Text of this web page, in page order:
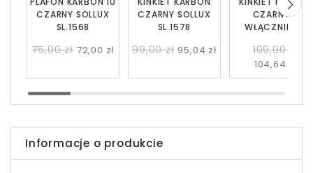
CZARNY SOLLUX
SL.1578
99,00 zł 95,04 zł
CZARNY Z
WŁĄCZNIKIEM
109,00 zł
104,64 zł
CZARNY SOLLUX
SL.1568
75,00 zł 72,00 zł
Informacje o produkcie